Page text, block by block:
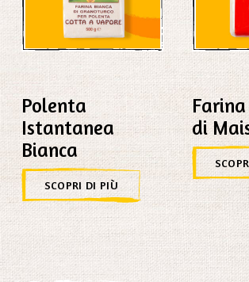
Polenta
Istantanea
Bianca
SCOPRI DI PIÙ
di